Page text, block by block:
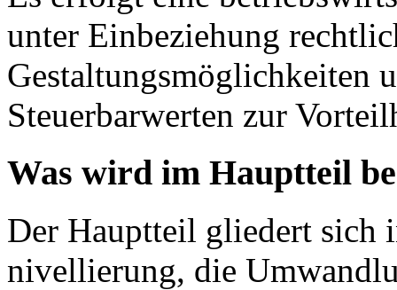
unter Einbeziehung
Gestaltungsmöglichkeiten
Steuerbarwerten zur
Was wird im Hauptteil
Der Hauptteil gliedert sich
nivellierung, die